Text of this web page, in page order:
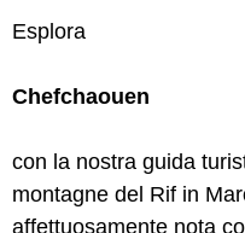
Esplora
Chefchaouen
con la nostra guida
montagne del Rif in
affettuosamente nota